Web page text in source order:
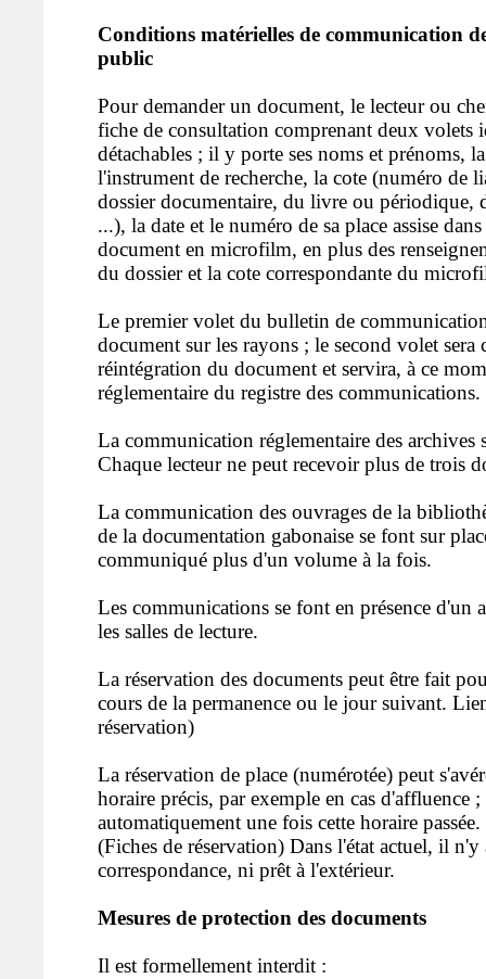
Conditions matérielles de communication
public
Pour demander un document, le lecteur ou
fiche de consultation comprenant deux volets
détachables ; il y porte ses noms et prénoms,
l'instrument de recherche, la cote (numéro de
dossier documentaire, du livre ou périodique,
...), la date et le numéro de sa place assise
document en microfilm, en plus des
du dossier et la cote correspondante du
Le premier volet du bulletin de
document sur les rayons ; le second volet sera
réintégration du document et servira, à ce
réglementaire du registre des communications.
La communication réglementaire des archives
Chaque lecteur ne peut recevoir plus de trois
La communication des ouvrages de la
de la documentation gabonaise se font sur
communiqué plus d'un volume à la fois.
Les communications se font en présence d'un
les salles de lecture.
La réservation des documents peut être fait
cours de la permanence ou le jour suivant.
réservation)
La réservation de place (numérotée) peut
horaire précis, par exemple en cas d'affluence
automatiquement une fois cette horaire
(Fiches de réservation) Dans l'état actuel, il
correspondance, ni prêt à l'extérieur.
Mesures de protection des documents
Il est formellement interdit :